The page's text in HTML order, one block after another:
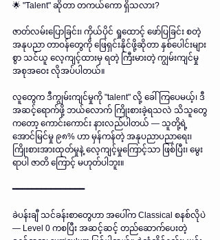
🌟 "Talent" ဆိုတာ တကယ်ကော ရှိသလား?
ဇာတ်လမ်းပြောခြင်း၊ ကိုယ်ပိုင် ရှုထောင့် ဖော်ပြခြင်း စတဲ့
အနုပညာ တာဝန်တွေကို ဖြေရှင်းနိုင်ဖို့ဆိုတာ နှစ်ပေါင်းများ
စွာ သင်ယူ လေ့ကျင့်ထားမှ ရတဲ့ ကြီးမားတဲ့ ကျွမ်းကျင်မှု
အစုအဝေး လိုအပ်ပါတယ်။
လူတွေက ဒီကျွမ်းကျင်မှုကို "talent" လို့ ခေါ်ကြပေမယ့်၊ ဒီ
အဆင့်ရောက်ဖို့ ဘယ်လောက် ကြိုးစားခဲ့ရသလဲ သိသူတွေ
ကတော့ ကောင်းကောင်း နားလည်ပါတယ် — သူတို့ရဲ့
အောင်မြင်မှု ၉၈% ဟာ မှန်ကန်တဲ့ အနုပညာပညာရေး၊
ကြိုးစားအားထုတ်မှုနဲ့ လေ့ကျင့်မှုကြောင့်သာ ဖြစ်ပြီး၊ မွေး
ရာပါ ဇာတိ ကြောင့် မဟုတ်ပါဘူး။
━━━━━━━━━━━━━━━
ခဲပန်းချီ သင်ခန်းစာတွေဟာ အပေါ်က Classical စနစ်လိုပဲ
— Level 0 ကစပြီး အဆင့်ဆင့် တည်ဆောက်ပေးတဲ့